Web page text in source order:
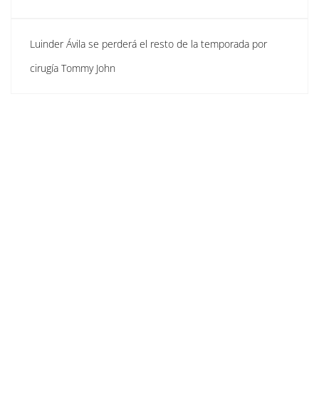
Luinder Ávila se perderá el resto de la temporada por
cirugía Tommy John